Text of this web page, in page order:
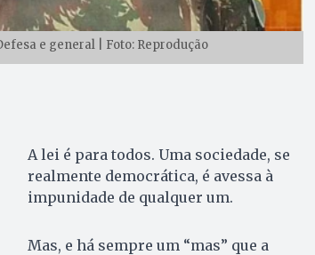
e general | Foto: Reprodução
A lei é para todos. Uma sociedade, se
realmente democrática, é avessa à
impunidade de qualquer um.
Mas, e há sempre um “mas” que a